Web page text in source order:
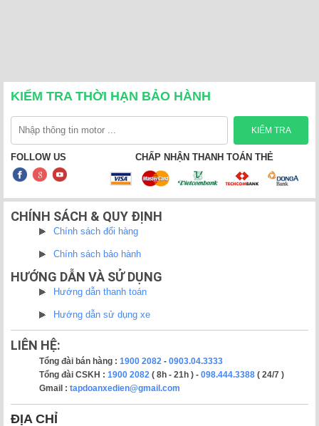
KIỂM TRA THỜI HẠN BẢO HÀNH
FOLLOW US CHẤP NHẬN THANH TOÁN THẺ
CHÍNH SÁCH & QUY ĐỊNH
Chính sách đổi hàng
Chính sách bảo hành
HƯỚNG DẪN VÀ SỬ DỤNG
Hướng dẫn thanh toán
Hướng dẫn sử dụng xe
LIÊN HỆ:
Tổng đài bán hàng : 1900 2082 - 0903.04.3333
Tổng đài CSKH : 1900 2082 ( 8h - 21h ) - 098.444.3388 ( 24/7 )
Gmail : tapdoanxedien@gmail.com
ĐỊA CHỈ